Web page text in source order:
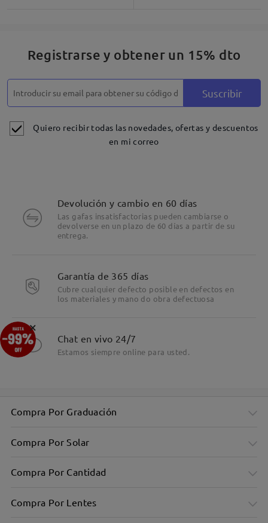
Registrarse y obtener un 15% dto
Suscribir
Quiero recibir todas las novedades, ofertas y descuentos
en mi correo
Devolución y cambio en 60 días
Las gafas insatisfactorias pueden cambiarse o
devolverse en un plazo de 60 días a partir de su
entrega.
Garantía de 365 días
Cubre cualquier defecto posible en defectos en
los materiales y mano do obra defectuosa
Chat en vivo 24/7
Estamos siempre online para usted.
Compra Por Graduación
Compra Por Solar
Compra Por Cantidad
Compra Por Lentes
×